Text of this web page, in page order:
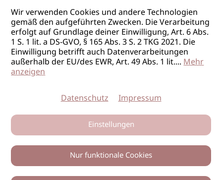
Wir verwenden Cookies und andere Technologien
gemäß den aufgeführten Zwecken. Die Verarbeitung
erfolgt auf Grundlage deiner Einwilligung, Art. 6 Abs.
1 S. 1 lit. a DS-GVO, § 165 Abs. 3 S. 2 TKG 2021. Die
Einwilligung betrifft auch Datenverarbeitungen
außerhalb der EU/des EWR, Art. 49 Abs. 1 lit....Mehr
anzeigen
Datenschutz Impressum
Einstellungen
Nur funktionale Cookies